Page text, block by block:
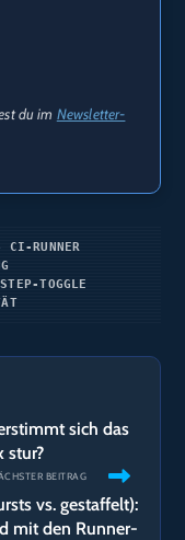
du im Newsletter-
CI‑RUNNER
STEP-TOGGLE
sich das
stur?
BEITRAG
vs. gestaffelt):
mit den Runner-